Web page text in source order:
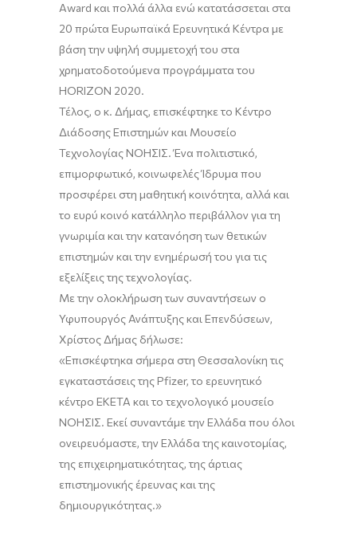
Award και πολλά άλλα ενώ κατατάσσεται στα
20 πρώτα Ευρωπαϊκά Ερευνητικά Κέντρα με
βάση την υψηλή συμμετοχή του στα
χρηματοδοτούμενα προγράμματα του
HORIZON 2020.
Τέλος, ο κ. Δήμας, επισκέφτηκε το Κέντρο
Διάδοσης Επιστημών και Μουσείο
Τεχνολογίας ΝΟΗΣΙΣ. Ένα πολιτιστικό,
επιμορφωτικό, κοινωφελές Ίδρυμα που
προσφέρει στη μαθητική κοινότητα, αλλά και
το ευρύ κοινό κατάλληλο περιβάλλον για τη
γνωριμία και την κατανόηση των θετικών
επιστημών και την ενημέρωσή του για τις
εξελίξεις της τεχνολογίας.
Με την ολοκλήρωση των συναντήσεων ο
Υφυπουργός Ανάπτυξης και Επενδύσεων,
Χρίστος Δήμας δήλωσε:
«Επισκέφτηκα σήμερα στη Θεσσαλονίκη τις
εγκαταστάσεις τηςPfizer, το ερευνητικό
κέντρο ΕΚΕΤΑ και το τεχνολογικό μουσείο
ΝΟΗΣΙΣ. Εκεί συναντάμε την Ελλάδα που όλοι
ονειρευόμαστε, την Ελλάδα τηςκαινοτομίας,
της επιχειρηματικότητας, της άρτιας
επιστημονικής έρευνας και της
δημιουργικότητας.»